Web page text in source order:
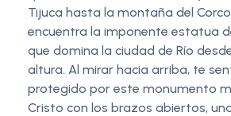
Tijuca hasta la montaña del
encuentra la imponente estatua
que domina la ciudad de Río
altura. Al mirar hacia arriba, te
protegido por este monumento
Cristo con los brazos abiertos,